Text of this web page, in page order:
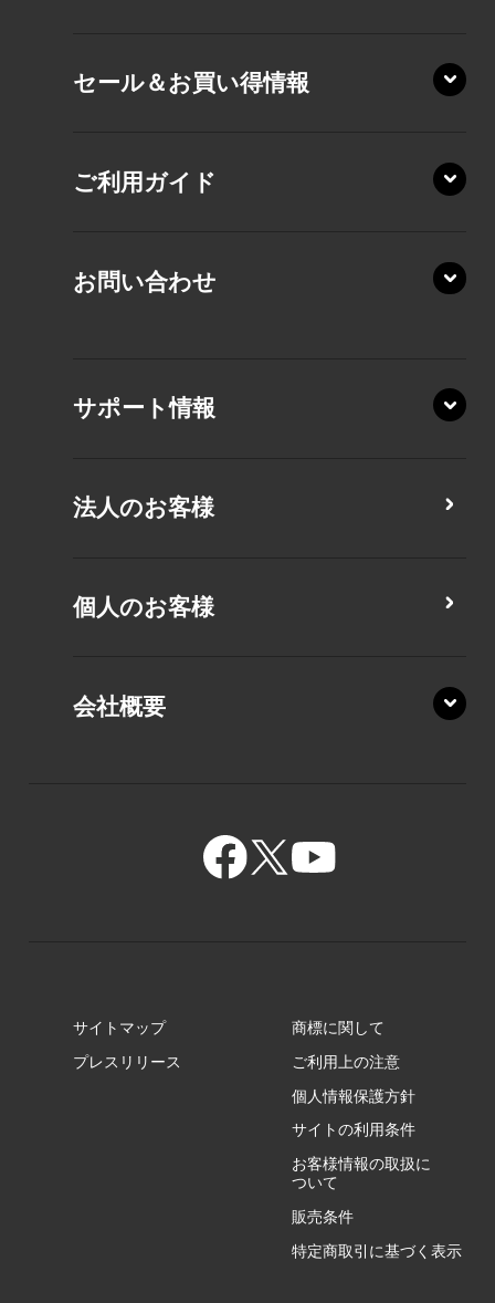
RZ/MA
XA/ZY
MZ/MA
GZ/HA
VZ/MY
AZ/DA
AZ/MA
AZ/MY
PZ/LA
セール＆お買い得情報
ご利用ガイド
お問い合わせ
サポート情報
法人のお客様
個人のお客様
会社概要
サイトマップ
プレスリリース
商標に関して
ご利用上の注意
個人情報保護方針
サイトの利用条件
お客様情報の取扱に
ついて
販売条件
特定商取引に基づく表示